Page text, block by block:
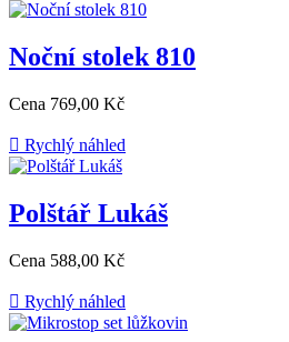
Noční stolek 810
Cena 769,00 Kč
 Rychlý náhled
Polštář Lukáš
Cena 588,00 Kč
 Rychlý náhled